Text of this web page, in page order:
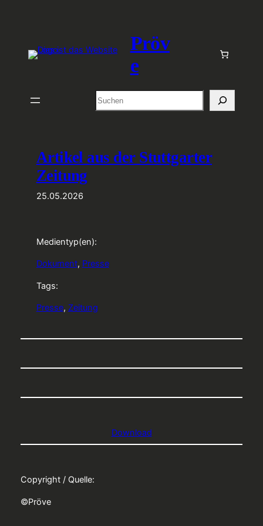
Pröv
e
Suchen
Artikel aus der Stuttgarter
Zeitung
25.05.2026
Medientyp(en):
Dokument, Presse
Tags:
Presse, Zeitung
Download
Copyright / Quelle:
©Pröve